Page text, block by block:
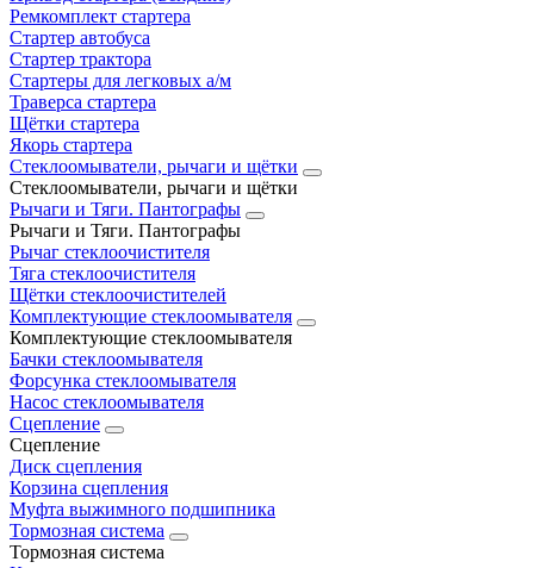
Ремкомплект стартера
Стартер автобуса
Стартер трактора
Стартеры для легковых а/м
Траверса стартера
Щётки стартера
Якорь стартера
Стеклоомыватели, рычаги и щётки
Стеклоомыватели, рычаги и щётки
Рычаги и Тяги. Пантографы
Рычаги и Тяги. Пантографы
Рычаг стеклоочистителя
Тяга стеклоочистителя
Щётки стеклоочистителей
Комплектующие стеклоомывателя
Комплектующие стеклоомывателя
Бачки стеклоомывателя
Форсунка стеклоомывателя
Насос стеклоомывателя
Сцепление
Сцепление
Диск сцепления
Корзина сцепления
Муфта выжимного подшипника
Тормозная система
Тормозная система